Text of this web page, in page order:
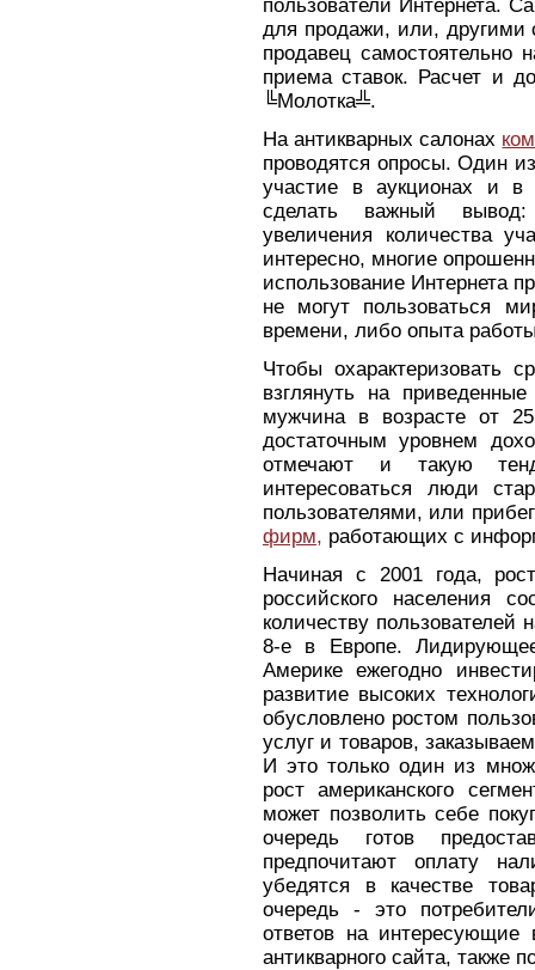
пользователи Интернета.
для продажи, или, другими
продавец самостоятельно
приема ставок. Расчет и
╚Молотка╩.
На антикварных салонах
проводятся опросы. Один
участие в аукционах и в
сделать важный вывод:
увеличения количества
интересно, многие
использование Интернета
не могут пользоваться
времени, либо опыта
Чтобы охарактеризовать
взглянуть на
мужчина в возрасте от
достаточным уровнем
отмечают и такую
интересоваться люди
пользователями, или
фирм, работающих с
Начиная с 2001 года,
российского населения
количеству
8-е в Европе.
Америке ежегодно
развитие высоких
обусловлено ростом
услуг и товаров,
И это только один из
рост американского
может позволить себе
очередь готов
предпочитают оплату
убедятся в качестве
очередь - это
ответов на интересующие
антикварного сайта, также